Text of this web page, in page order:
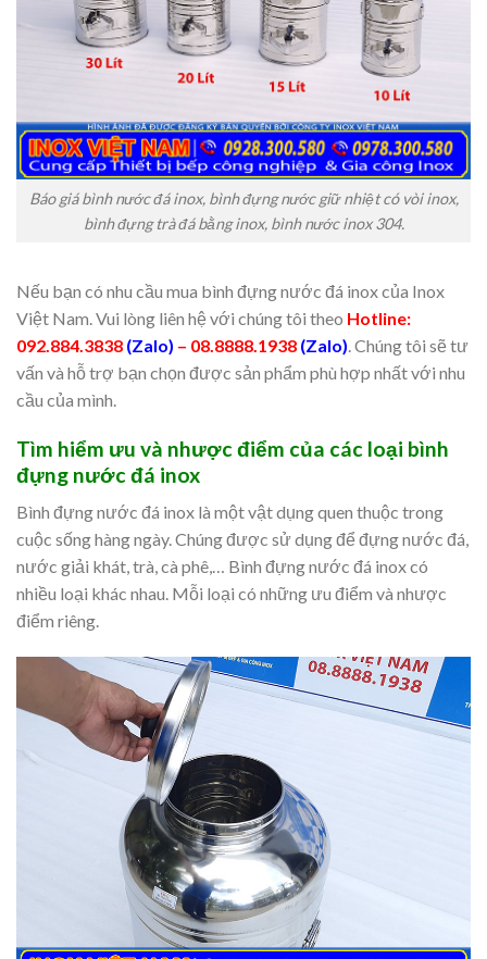
Báo giá bình nước đá inox, bình đựng nước giữ nhiệt có vòi inox,
bình đựng trà đá bằng inox, bình nước inox 304.
Nếu bạn có nhu cầu mua bình đựng nước đá inox của Inox
Việt Nam. Vui lòng liên hệ với chúng tôi theo Hotline:
092.884.3838 (Zalo) – 08.8888.1938 (Zalo). Chúng tôi sẽ tư
vấn và hỗ trợ bạn chọn được sản phẩm phù hợp nhất với nhu
cầu của mình.
Tìm hiểm ưu và nhược điểm của các loại bình
đựng nước đá inox
Bình đựng nước đá inox là một vật dụng quen thuộc trong
cuộc sống hàng ngày. Chúng được sử dụng để đựng nước đá,
nước giải khát, trà, cà phê,… Bình đựng nước đá inox có
nhiều loại khác nhau. Mỗi loại có những ưu điểm và nhược
điểm riêng.